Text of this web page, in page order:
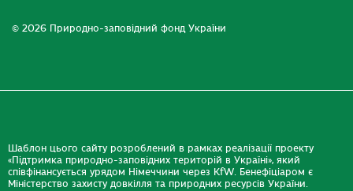
© 2026 Природно-заповідний фонд України
Шаблон цього сайту розроблений в рамках реалізації проекту
«Підтримка природно-заповідних територій в Україні», який
співфінансується урядом Німеччини через KfW. Бенефіціаром є
Міністерство захисту довкілля та природних ресурсів України.